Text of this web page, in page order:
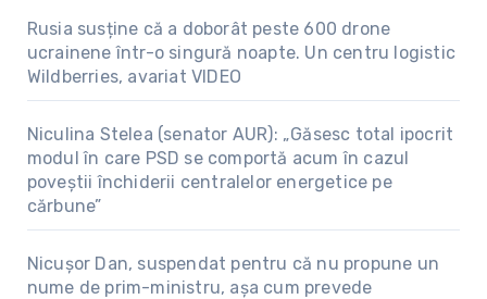
Rusia susține că a doborât peste 600 drone
ucrainene într-o singură noapte. Un centru logistic
Wildberries, avariat VIDEO
Niculina Stelea (senator AUR): „Găsesc total ipocrit
modul în care PSD se comportă acum în cazul
poveștii închiderii centralelor energetice pe
cărbune”
Nicușor Dan, suspendat pentru că nu propune un
nume de prim-ministru, așa cum prevede